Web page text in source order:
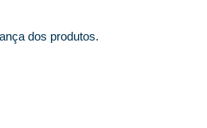
dos produtos.